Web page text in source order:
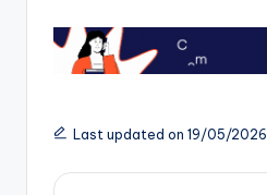
Last updated on 19/05/2026